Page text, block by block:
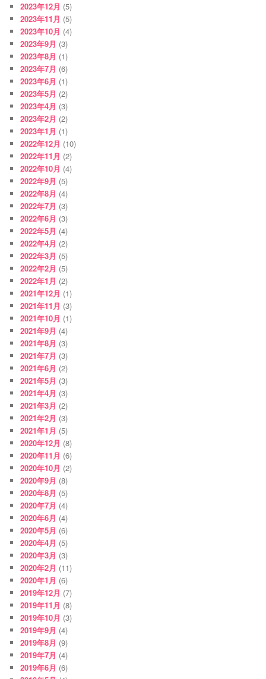
2023年12月 (5)
2023年11月 (5)
2023年10月 (4)
2023年9月 (3)
2023年8月 (1)
2023年7月 (6)
2023年6月 (1)
2023年5月 (2)
2023年4月 (3)
2023年2月 (2)
2023年1月 (1)
2022年12月 (10)
2022年11月 (2)
2022年10月 (4)
2022年9月 (5)
2022年8月 (4)
2022年7月 (3)
2022年6月 (3)
2022年5月 (4)
2022年4月 (2)
2022年3月 (5)
2022年2月 (5)
2022年1月 (2)
2021年12月 (1)
2021年11月 (3)
2021年10月 (1)
2021年9月 (4)
2021年8月 (3)
2021年7月 (3)
2021年6月 (2)
2021年5月 (3)
2021年4月 (3)
2021年3月 (2)
2021年2月 (3)
2021年1月 (5)
2020年12月 (8)
2020年11月 (6)
2020年10月 (2)
2020年9月 (8)
2020年8月 (5)
2020年7月 (4)
2020年6月 (4)
2020年5月 (6)
2020年4月 (5)
2020年3月 (3)
2020年2月 (11)
2020年1月 (6)
2019年12月 (7)
2019年11月 (8)
2019年10月 (3)
2019年9月 (4)
2019年8月 (9)
2019年7月 (4)
2019年6月 (6)